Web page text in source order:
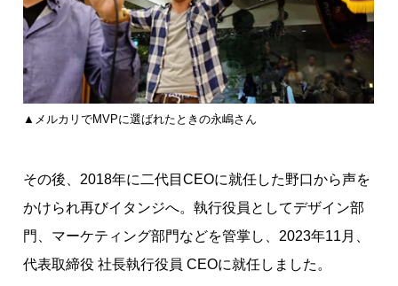
▲メルカリでMVPに選ばれたときの永嶋さん
その後、2018年に二代目CEOに就任した野口から声を
かけられ再びイタンジへ。執⾏役員としてデザイン部
⾨、マーケティング部⾨などを管掌し、2023年11月、
代表取締役 社長執行役員 CEOに就任しました。